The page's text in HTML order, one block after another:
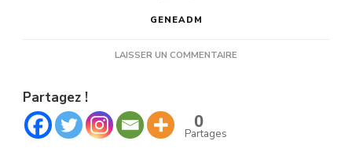
GENEADM
LAISSER UN COMMENTAIRE
Partagez !
0
Partages